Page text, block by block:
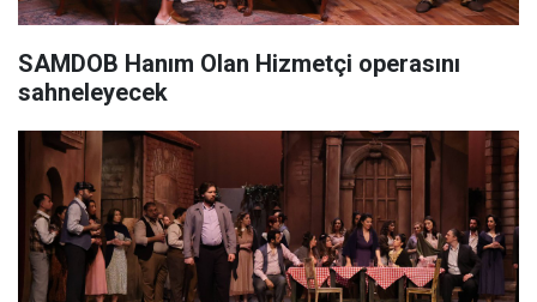
SAMDOB Hanım Olan Hizmetçi operasını
sahneleyecek